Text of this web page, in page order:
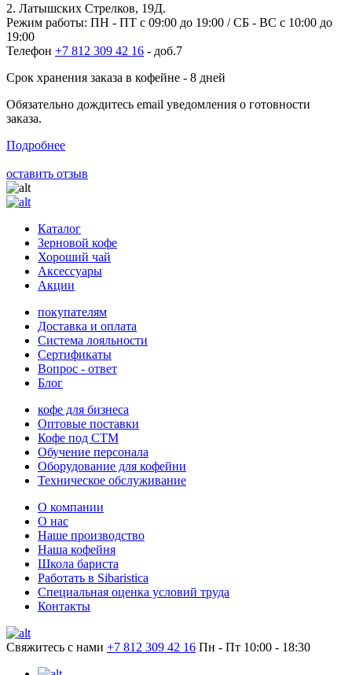
2. Латышских Стрелков, 19Д.
Режим работы: ПН - ПТ с 09:00 до 19:00 / СБ - ВС с 10:00 до
19:00
Телефон +7 812 309 42 16 - доб.7
Срок хранения заказа в кофейне - 8 дней
Обязательно дождитесь email уведомления о готовности
заказа.
Подробнее
оставить отзыв
Каталог
Зерновой кофе
Хороший чай
Аксессуары
Акции
покупателям
Доставка и оплата
Система лояльности
Сертификаты
Вопрос - ответ
Блог
кофе для бизнеса
Оптовые поставки
Кофе под СТМ
Обучение персонала
Оборудование для кофейни
Техническое обслуживание
О компании
О нас
Наше производство
Наша кофейня
Школа бариста
Работать в Sibaristica
Специальная оценка условий труда
Контакты
Свяжитесь с нами +7 812 309 42 16 Пн - Пт 10:00 - 18:30